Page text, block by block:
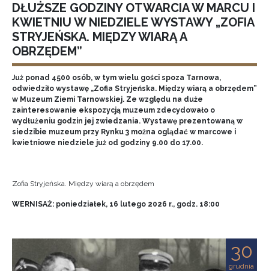
DŁUŻSZE GODZINY OTWARCIA W MARCU I
KWIETNIU W NIEDZIELE WYSTAWY „ZOFIA
STRYJEŃSKA. MIĘDZY WIARĄ A
OBRZĘDEM”
Już ponad 4500 osób, w tym wielu gości spoza Tarnowa,
odwiedziło wystawę „Zofia Stryjeńska. Między wiarą a obrzędem”
w Muzeum Ziemi Tarnowskiej. Ze względu na duże
zainteresowanie ekspozycją muzeum zdecydowało o
wydłużeniu godzin jej zwiedzania. Wystawę prezentowaną w
siedzibie muzeum przy Rynku 3 można oglądać w marcowe i
kwietniowe niedziele już od godziny 9.00 do 17.00.
Zofia Stryjeńska. Między wiarą a obrzędem
WERNISAŻ: poniedziałek, 16 lutego 2026 r., godz. 18:00
30
grudnia